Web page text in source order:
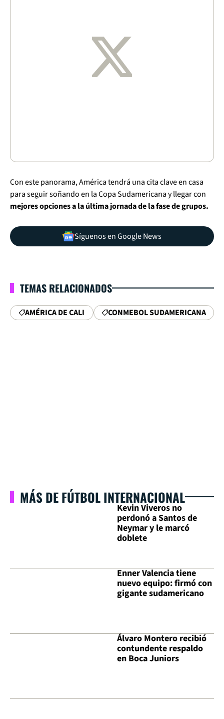
Con este panorama, América tendrá una cita clave en casa
para seguir soñando en la Copa Sudamericana y llegar con
mejores opciones a la última jornada de la fase de grupos.
Síguenos en Google News
TEMAS RELACIONADOS
AMÉRICA DE CALI CONMEBOL SUDAMERICANA
MÁS DE FÚTBOL INTERNACIONAL
Kevin Viveros no
perdonó a Santos de
Neymar y le marcó
doblete
Enner Valencia tiene
nuevo equipo: firmó con
gigante sudamericano
Álvaro Montero recibió
contundente respaldo
en Boca Juniors